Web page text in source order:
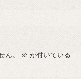
ん。 ※ が付いている